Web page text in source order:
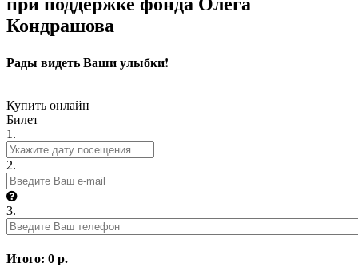
Кондрашова
Рады видеть Ваши улыбки!
Купить онлайн
Билет
1.
2.
3.
Итого: 0 р.